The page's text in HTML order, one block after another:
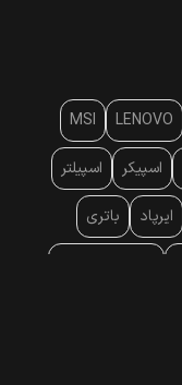
LENOVO
MSI
اسپیکر اسپیلتر
ایرپاد باتری